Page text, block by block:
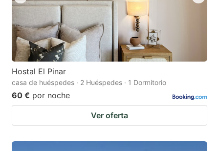
Hostal El Pinar
casa de huéspedes · 2 Huéspedes · 1 Dormitorio
60 € por noche
Ver oferta